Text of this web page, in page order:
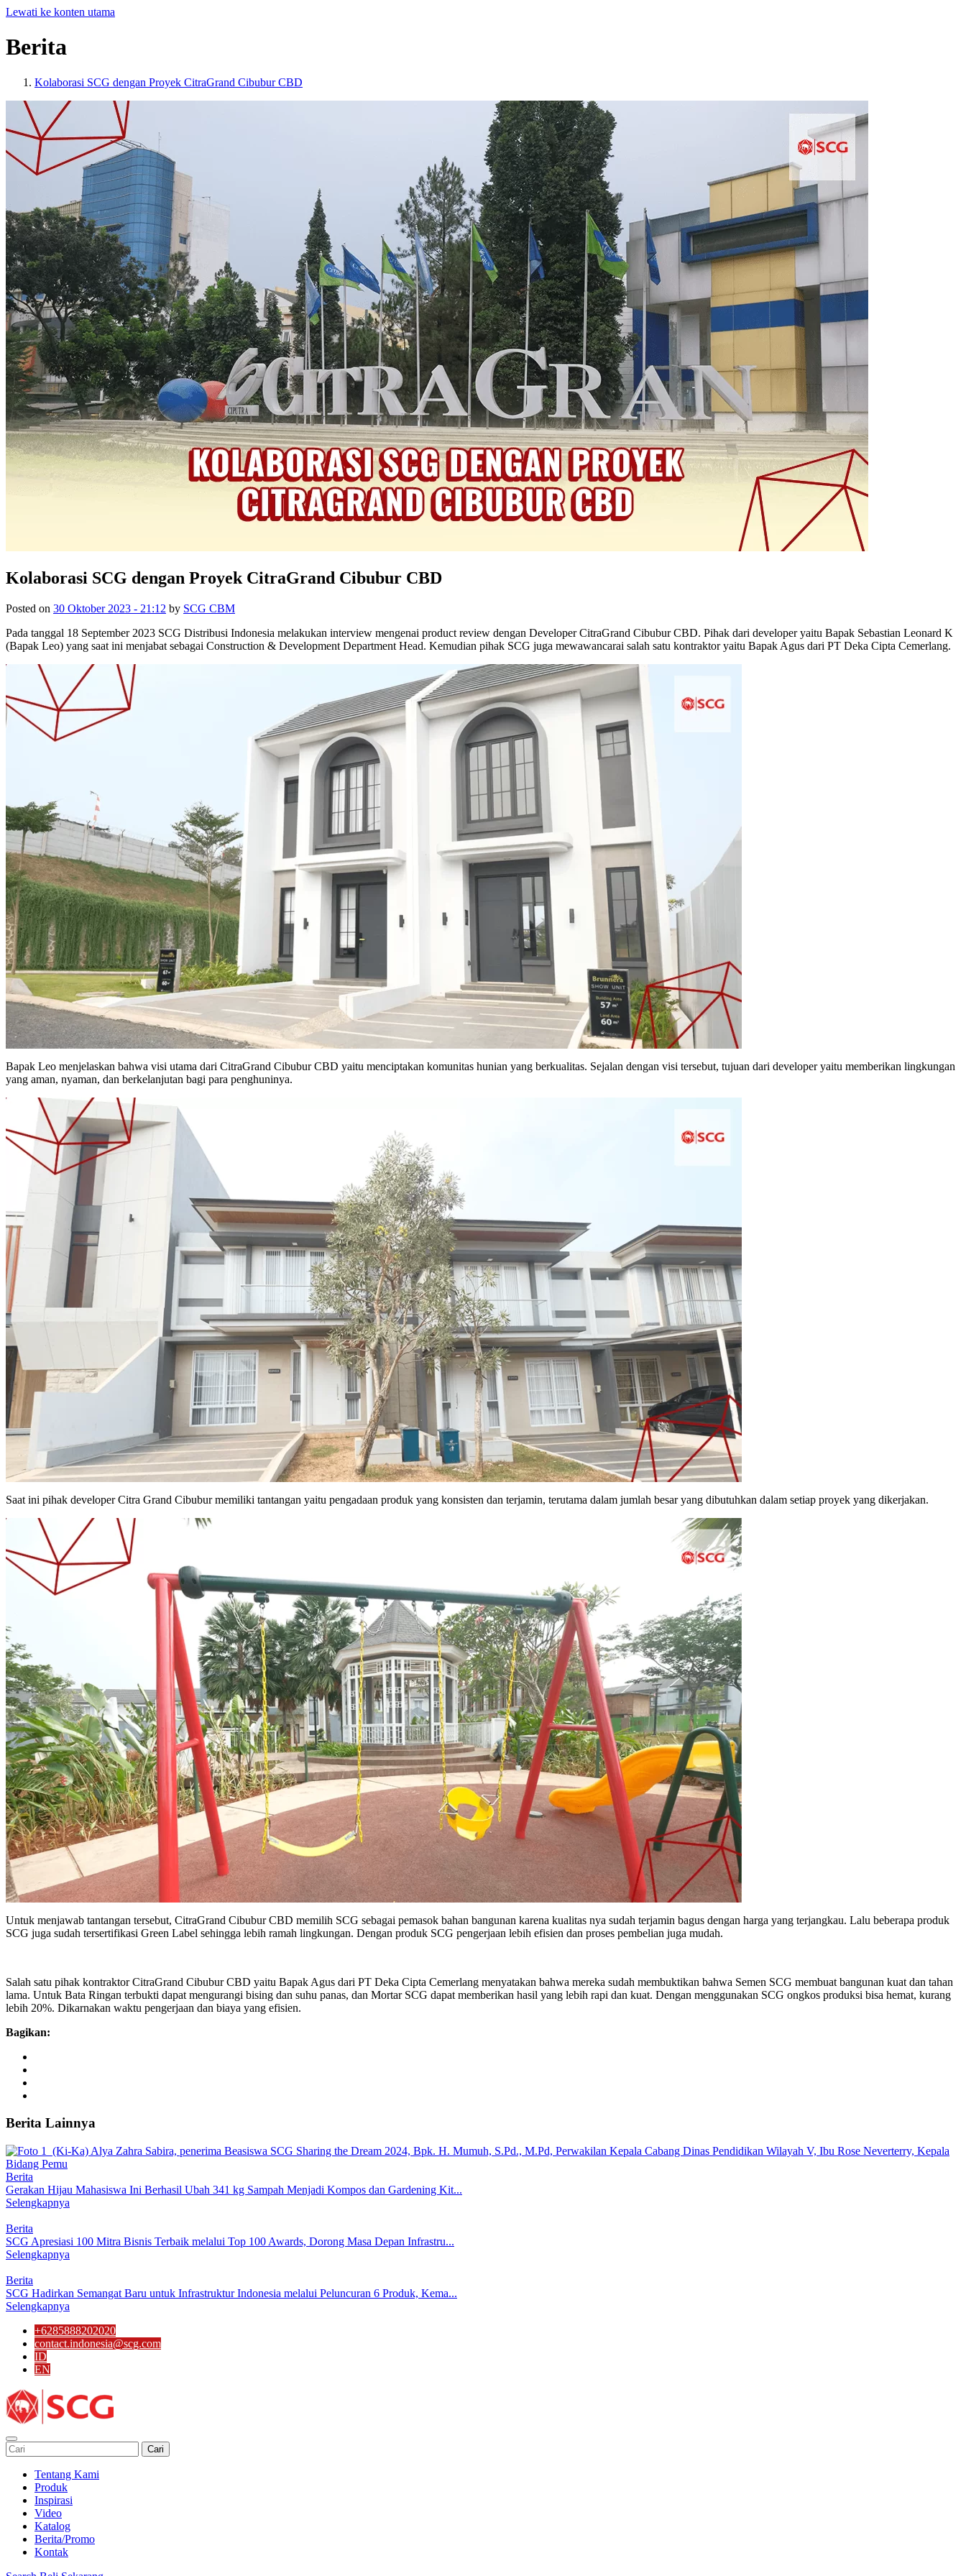
Lewati ke konten utama
Berita
Kolaborasi SCG dengan Proyek CitraGrand Cibubur CBD
Kolaborasi SCG dengan Proyek CitraGrand Cibubur CBD
Posted on 30 Oktober 2023 - 21:12 by SCG CBM
Pada tanggal 18 September 2023 SCG Distribusi Indonesia melakukan interview mengenai product review dengan Developer CitraGrand Cibubur CBD. Pihak dari developer yaitu Bapak Sebastian Leonard K
(Bapak Leo) yang saat ini menjabat sebagai Construction & Development Department Head. Kemudian pihak SCG juga mewawancarai salah satu kontraktor yaitu Bapak Agus dari PT Deka Cipta Cemerlang.
Bapak Leo menjelaskan bahwa visi utama dari CitraGrand Cibubur CBD yaitu menciptakan komunitas hunian yang berkualitas. Sejalan dengan visi tersebut, tujuan dari developer yaitu memberikan lingkungan
yang aman, nyaman, dan berkelanjutan bagi para penghuninya.
Saat ini pihak developer Citra Grand Cibubur memiliki tantangan yaitu pengadaan produk yang konsisten dan terjamin, terutama dalam jumlah besar yang dibutuhkan dalam setiap proyek yang dikerjakan.
Untuk menjawab tantangan tersebut, CitraGrand Cibubur CBD memilih SCG sebagai pemasok bahan bangunan karena kualitas nya sudah terjamin bagus dengan harga yang terjangkau. Lalu beberapa produk
SCG juga sudah tersertifikasi Green Label sehingga lebih ramah lingkungan. Dengan produk SCG pengerjaan lebih efisien dan proses pembelian juga mudah.
Salah satu pihak kontraktor CitraGrand Cibubur CBD yaitu Bapak Agus dari PT Deka Cipta Cemerlang menyatakan bahwa mereka sudah membuktikan bahwa Semen SCG membuat bangunan kuat dan tahan
lama. Untuk Bata Ringan terbukti dapat mengurangi bising dan suhu panas, dan Mortar SCG dapat memberikan hasil yang lebih rapi dan kuat. Dengan menggunakan SCG ongkos produksi bisa hemat, kurang
lebih 20%. Dikarnakan waktu pengerjaan dan biaya yang efisien.
Bagikan:
Berita Lainnya
Berita
Gerakan Hijau Mahasiswa Ini Berhasil Ubah 341 kg Sampah Menjadi Kompos dan Gardening Kit...
Selengkapnya
Berita
SCG Apresiasi 100 Mitra Bisnis Terbaik melalui Top 100 Awards, Dorong Masa Depan Infrastru...
Selengkapnya
Berita
SCG Hadirkan Semangat Baru untuk Infrastruktur Indonesia melalui Peluncuran 6 Produk, Kema...
Selengkapnya
+6285888202020
contact.indonesia@scg.com
ID
EN
Cari
Tentang Kami
Produk
Inspirasi
Video
Katalog
Berita/Promo
Kontak